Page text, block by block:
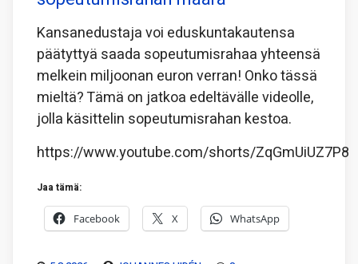
Kansanedustaja voi eduskuntakautensa
päätyttyä saada sopeutumisrahaa yhteensä
melkein miljoonan euron verran! Onko tässä
mieltä? Tämä on jatkoa edeltävälle videolle,
jolla käsittelin sopeutumisrahan kestoa.
https://www.youtube.com/shorts/ZqGmUiUZ7P8
Jaa tämä:
Facebook X WhatsApp